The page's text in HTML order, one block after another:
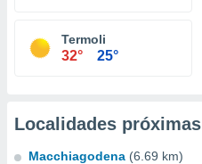
Termoli
32° 25°
Localidades próximas
Macchiagodena (6.69 km)